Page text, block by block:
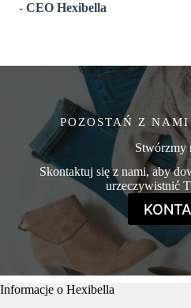
- CEO Hexibella
POZOSTAŃ Z
Stwórzmy
Skontaktuj się z nami, aby
urzeczywistnić
Informacje o Hexibella